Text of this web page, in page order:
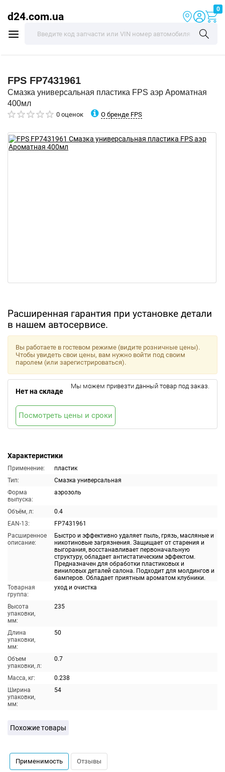
d24.com.ua
0
FPS FP7431961
Смазка универсальная пластика FPS аэр Ароматная
400мл
0 оценок О бренде FPS
Расширенная гарантия при установке детали
в нашем автосервисе.
Характеристики
Применение:
пластик
Тип:
Смазка универсальная
Форма
выпуска:
аэрозоль
Объём, л:
0.4
EAN-13:
FP7431961
Расширенное
описание:
Быстро и эффективно удаляет пыль, грязь, масляные и
никотиновые загрязнения. Защищает от старения и
выгорания, восстанавливает первоначальную
структуру, обладает антистатическим эффектом.
Предназначен для обработки пластиковых и
виниловых деталей салона. Подходит для молдингов и
бамперов. Обладает приятным ароматом клубники.
Товарная
группа:
уход и очистка
Высота
упаковки,
мм:
235
Длина
упаковки,
мм:
50
Объем
упаковки, л:
0.7
Масса, кг:
0.238
Ширина
упаковки,
мм:
54
Вы работаете в гостевом режиме (видите розничные цены).
Чтобы увидеть свои цены, вам нужно войти под своим
паролем (или зарегистрироваться).
Нет на складе
Мы можем привезти данный товар под заказ.
Посмотреть цены и сроки
Похожие товары
Применимость Отзывы